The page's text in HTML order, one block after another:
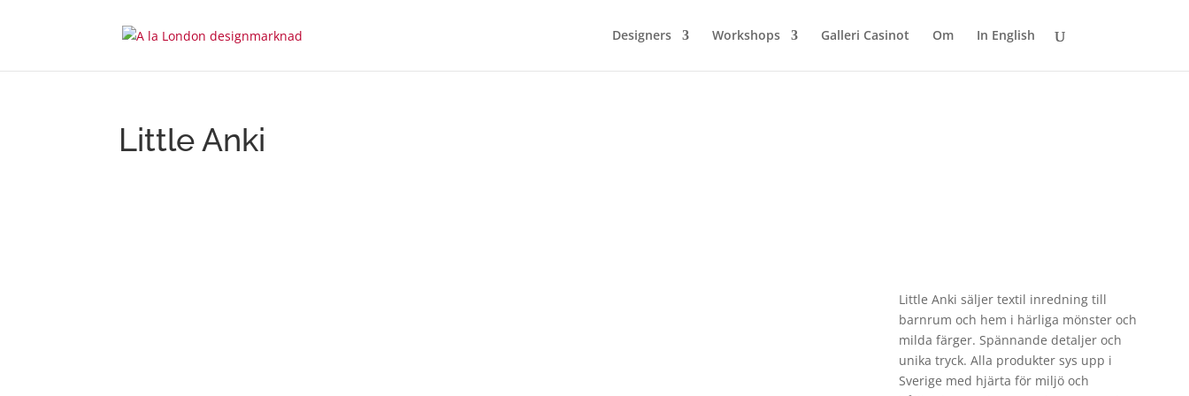
Designers Workshops Galleri Casinot Om In English
Little Anki
Little Anki säljer textil inredning till
barnrum och hem i härliga mönster och
milda färger. Spännande detaljer och
unika tryck. Alla produkter sys upp i
Sverige med hjärta för miljö och